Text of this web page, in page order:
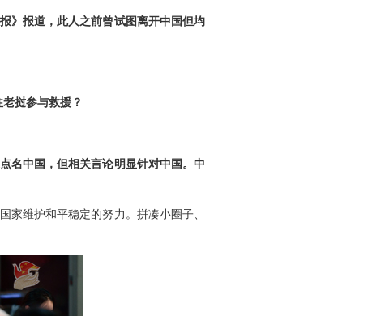
》报道，此人之前曾试图离开中国但均
挝参与救援？
名中国，但相关言论明显针对中国。中
家维护和平稳定的努力。拼凑小圈子、